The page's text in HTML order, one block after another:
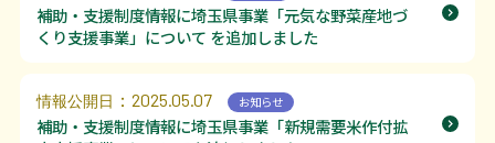
補助・支援制度情報に埼玉県事業「元気な野菜産地づ
くり支援事業」について を追加しました
情報公開日 ：2025.05.07 お知らせ
補助・支援制度情報に埼玉県事業「新規需要米作付拡